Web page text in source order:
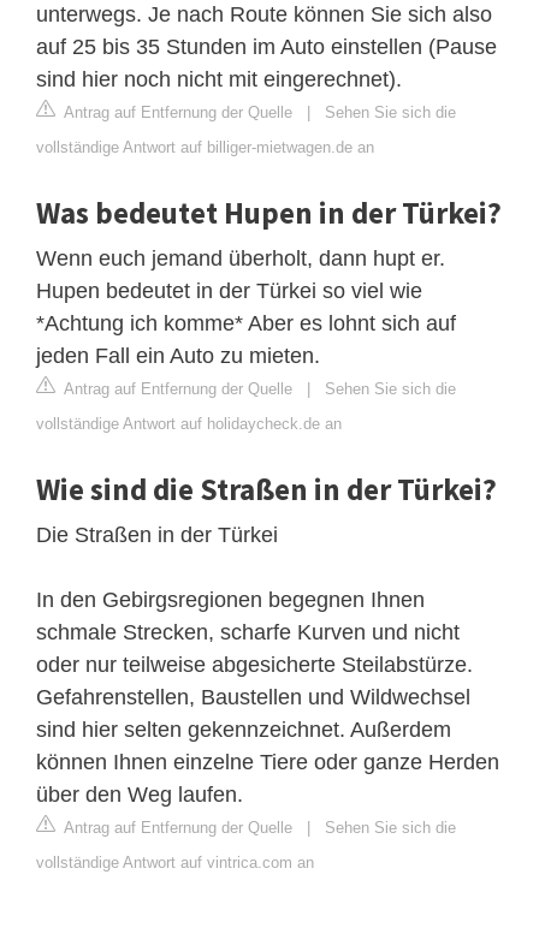
unterwegs. Je nach Route können Sie sich also
auf 25 bis 35 Stunden im Auto einstellen (Pause
sind hier noch nicht mit eingerechnet).
Antrag auf Entfernung der Quelle | Sehen Sie sich die
vollständige Antwort auf billiger-mietwagen.de an
Was bedeutet Hupen in der Türkei?
Wenn euch jemand überholt, dann hupt er.
Hupen bedeutet in der Türkei so viel wie
*Achtung ich komme* Aber es lohnt sich auf
jeden Fall ein Auto zu mieten.
Antrag auf Entfernung der Quelle | Sehen Sie sich die
vollständige Antwort auf holidaycheck.de an
Wie sind die Straßen in der Türkei?
Die Straßen in der Türkei
In den Gebirgsregionen begegnen Ihnen
schmale Strecken, scharfe Kurven und nicht
oder nur teilweise abgesicherte Steilabstürze.
Gefahrenstellen, Baustellen und Wildwechsel
sind hier selten gekennzeichnet. Außerdem
können Ihnen einzelne Tiere oder ganze Herden
über den Weg laufen.
Antrag auf Entfernung der Quelle | Sehen Sie sich die
vollständige Antwort auf vintrica.com an